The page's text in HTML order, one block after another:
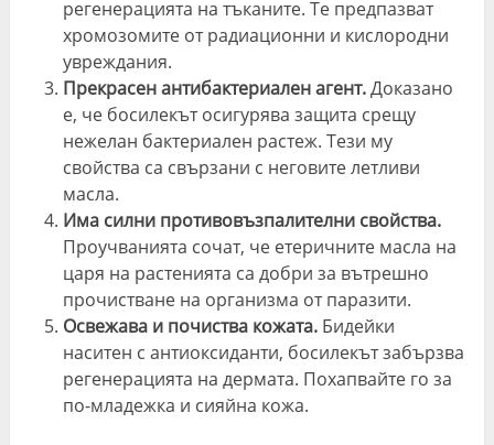
регенерацията на тъканите. Те предпазват
хромозомите от радиационни и кислородни
увреждания.
Прекрасен антибактериален агент.Доказано
е, че босилекът осигурява защита срещу
нежелан бактериален растеж. Тези му
свойства са свързани с неговите летливи
масла.
Има силни противовъзпалителни свойства.
Проучванията сочат, че етеричните масла на
царя на растенията са добри за вътрешно
прочистване на организма от паразити.
Освежава и почиства кожата. Бидейки
наситен с антиоксиданти, босилекът забързва
регенерацията на дермата. Похапвайте го за
по-младежка и сияйна кожа.